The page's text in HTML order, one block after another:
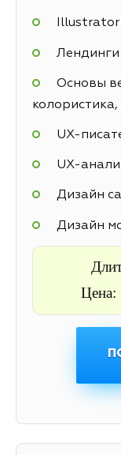
Illustrator
Основы
колористика,
UX-
UX-
Дизайн
Дизайн
Цена: